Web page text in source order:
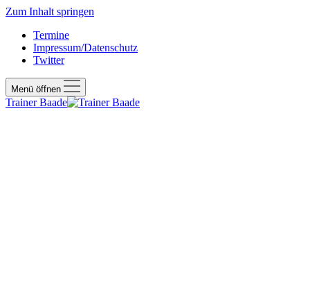
Zum Inhalt springen
Termine
Impressum/Datenschutz
Twitter
Menü öffnen
Trainer Baade